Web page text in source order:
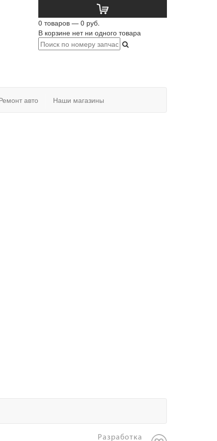
0 товаров — 0 руб.
В корзине нет ни одного товара
авто Наши магазины
Разработка